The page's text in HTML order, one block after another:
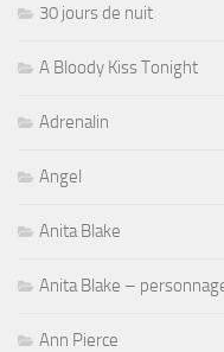
30 jours de nuit
A Bloody Kiss Tonight
Adrenalin
Angel
Anita Blake
Anita Blake –
Ann Pierce